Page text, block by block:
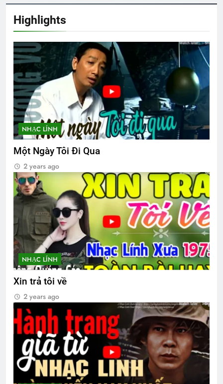
3 Years Ago
Nơi đầu đời dạy tôi yêu Tổ Quốc
3 Years Ago
NÉT ĐẸP PHỤ NỮ VIỆT NAM
3 Years Ago
CSVSQ Nguyễn Văn Quý K19
2 Years Ago
Album 7
3 Years Ago
Tết Mậu Thân 1968
2 Years Ago
Khóa 20 mãn khóa
NT Lê Minh Khải K14
2 Years Ago
HOA GIẤY
3 Years Ago
QUÀ TẶNG CỦA ANH LÍNH THỦY
3 Years Ago
Highlights
NHẠC LÍNH
Một Ngày Tôi Đi Qua
2 years ago
NHẠC LÍNH
Xin trả tôi về
2 years ago